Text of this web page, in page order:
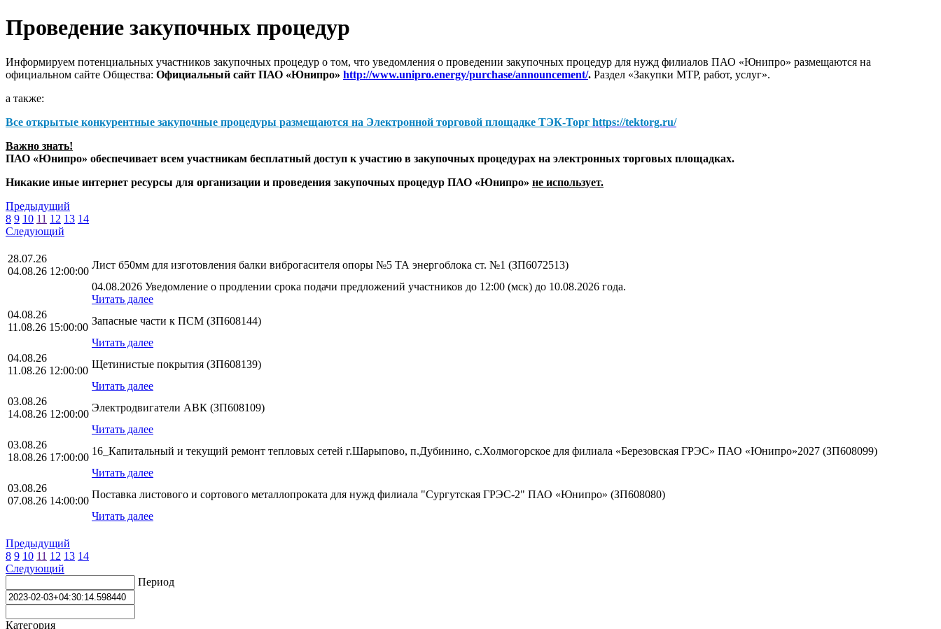
Проведение закупочных процедур
Информируем потенциальных участников закупочных процедур о том, что уведомления о проведении закупочных процедур для нужд филиалов ПАО «Юнипро» размещаются на
официальном сайте Общества: Официальный сайт ПАО «Юнипро» http://www.unipro.energy/purchase/announcement/. Раздел «Закупки МТР, работ, услуг».
а также:
Все открытые конкурентные закупочные процедуры размещаются на Электронной торговой площадке ТЭК-Торг https://tektorg.ru/
Важно знать!
ПАО «Юнипро» обеспечивает всем участникам бесплатный доступ к участию в закупочных процедурах на электронных торговых площадках.
Никакие иные интернет ресурсы для организации и проведения закупочных процедур ПАО «Юнипро» не использует.
Предыдущий
8 9 10 11 12 13 14
Следующий
28.07.26
04.08.26 12:00:00
Лист б50мм для изготовления балки виброгасителя опоры №5 ТА энергоблока ст. №1 (ЗП6072513)
04.08.2026 Уведомление о продлении срока подачи предложений участников до 12:00 (мск) до 10.08.2026 года.
Читать далее
04.08.26
11.08.26 15:00:00
Запасные части к ПСМ (ЗП608144)
Читать далее
04.08.26
11.08.26 12:00:00
Щетинистые покрытия (ЗП608139)
Читать далее
03.08.26
14.08.26 12:00:00
Электродвигатели АВК (ЗП608109)
Читать далее
03.08.26
18.08.26 17:00:00
16_Капитальный и текущий ремонт тепловых сетей г.Шарыпово, п.Дубинино, с.Холмогорское для филиала «Березовская ГРЭС» ПАО «Юнипро»2027 (ЗП608099)
Читать далее
03.08.26
07.08.26 14:00:00
Поставка листового и сортового металлопроката для нужд филиала "Сургутская ГРЭС-2" ПАО «Юнипро» (ЗП608080)
Читать далее
Предыдущий
8 9 10 11 12 13 14
Следующий
Период
Категория